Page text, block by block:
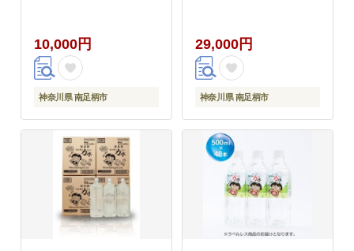
10,000円
神奈川県 南足柄市
29,000円
神奈川県 南足柄市